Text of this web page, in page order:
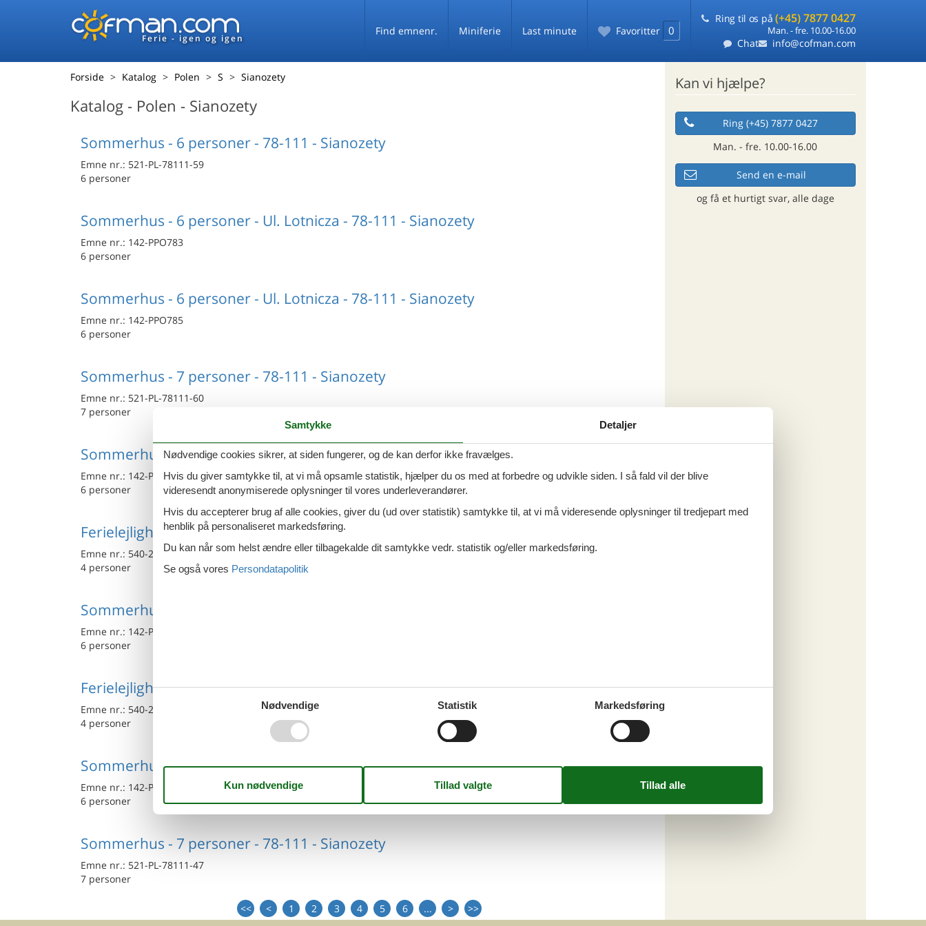
Ferie - igen og igen
Find emnenr. Miniferie Last minute Favoritter 0
Ring til os på (+45) 7877 0427
Man. - fre. 10.00-16.00
Chat info@cofman.com
Forside Katalog Polen S Sianozety
Katalog - Polen - Sianozety
Sommerhus - 6 personer - 78-111 - Sianozety
Emne nr.: 521-PL-78111-59
6 personer
Sommerhus - 6 personer - Ul. Lotnicza - 78-111 - Sianozety
Emne nr.: 142-PPO783
6 personer
Sommerhus - 6 personer - Ul. Lotnicza - 78-111 - Sianozety
Emne nr.: 142-PPO785
6 personer
Sommerhus - 7 personer - 78-111 - Sianozety
Emne nr.: 521-PL-78111-60
7 personer
Sommerhus - 6 personer - Ul. Lotnicza - 78-111 - Sianozety
Emne nr.: 142-PPO781
6 personer
Ferielejlighed - 4 personer - Lotnicza - 78-111 - Sianozety
Emne nr.: 540-246953-165386
4 personer
Sommerhus - 6 personer - Promenada - 78-111 - Sianozety
Emne nr.: 142-PPO904
6 personer
Ferielejlighed - 4 personer - Lotnicza - 78-111 - Sianozety
Emne nr.: 540-246935-165368
4 personer
Sommerhus - 6 personer - Ul. Lotnicza - 78-111 - Sianozety
Emne nr.: 142-PPO782
6 personer
Sommerhus - 7 personer - 78-111 - Sianozety
Emne nr.: 521-PL-78111-47
7 personer
<< < 1 2 3 4 5 6 ... > >>
Kan vi hjælpe?
Ring (+45) 7877 0427
Man. - fre. 10.00-16.00
Send en e-mail
og få et hurtigt svar, alle dage
Samtykke Detaljer
Nødvendige cookies sikrer, at siden fungerer, og de kan derfor ikke fravælges.
Hvis du giver samtykke til, at vi må opsamle statistik, hjælper du os med at forbedre og udvikle siden. I så fald vil der blive
videresendt anonymiserede oplysninger til vores underleverandører.
Hvis du accepterer brug af alle cookies, giver du (ud over statistik) samtykke til, at vi må videresende oplysninger til tredjepart med
henblik på personaliseret markedsføring.
Du kan når som helst ændre eller tilbagekalde dit samtykke vedr. statistik og/eller markedsføring.
Se også vores Persondatapolitik
Nødvendige Statistik Markedsføring